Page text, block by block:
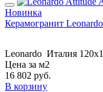
Новинка
Керамогранит
Leonardo Италия
Цена за м2
16 802 руб.
В корзину